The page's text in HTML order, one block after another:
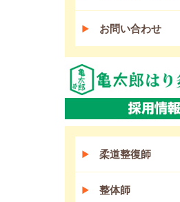
お問い合わせ
柔道整復師
整体師